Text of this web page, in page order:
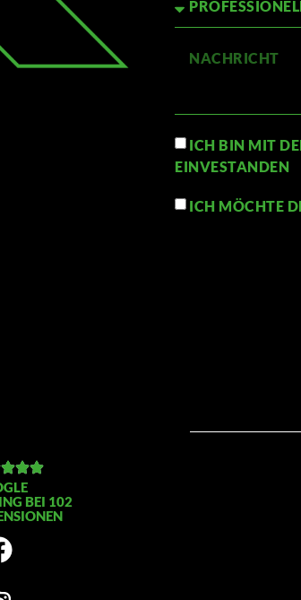
ICH BIN MIT
EINVESTANDEN
ICH MÖCHTE
BEI 102